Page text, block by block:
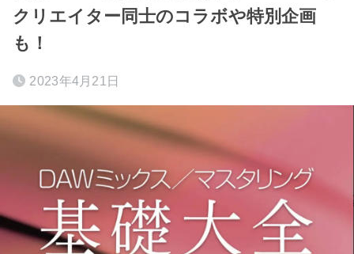
クリエイター同士のコラボや特別企画
も！
2023年4月21日